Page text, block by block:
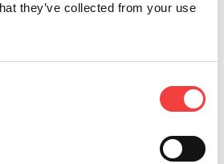
they’ve collected from your use
2026 |
VERSA
RENOUVELLE